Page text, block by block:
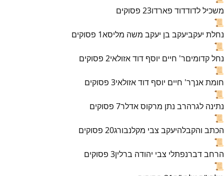
משכיל לדודדוד פארדו23 פסוקים
📜
נחלת יעקביעקב בן יעקב משה מליסא1 פסוקים
📜
נחל קדומיםר' חיים יוסף דוד אזולאי2 פסוקים
📜
חומת אנךר' חיים יוסף דוד אזולאי3 פסוקים
📜
נתינה לגרהרב נתן מרקוס אדלר7 פסוקים
📜
הכתב והקבלהיעקב צבי מקלנבורג20 פסוקים
📜
הרחב דברנפתלי צבי יהודה ברלין3 פסוקים
📜